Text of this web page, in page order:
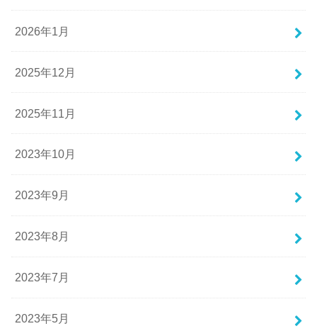
2026年1月
2025年12月
2025年11月
2023年10月
2023年9月
2023年8月
2023年7月
2023年5月